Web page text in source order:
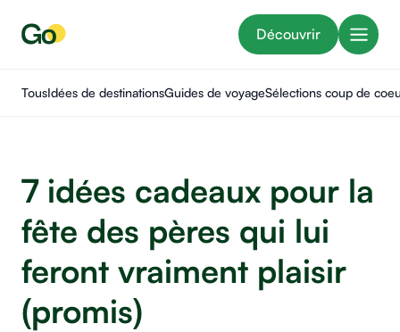
Découvrir
TousIdées de destinationsGuides de voyageSélections coup de
7 idées cadeaux pour la
fête des pères qui lui
feront vraiment plaisir
(promis)